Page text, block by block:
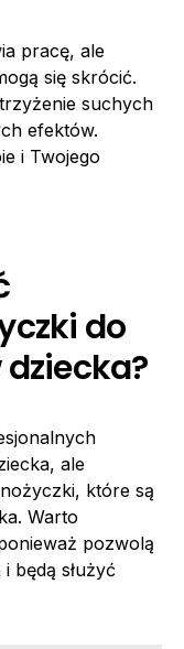
pracę, ale
się skrócić.
suchych
efektów.
i Twojego
do
dziecka?
ale
które są
Warto
pozwolą
będą służyć